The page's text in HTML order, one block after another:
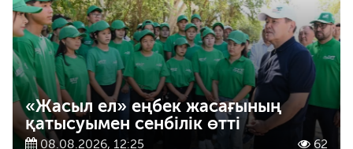
«Жасыл ел» еңбек жасағының
қатысуымен сенбілік өтті
08.08.2026, 12:25 62